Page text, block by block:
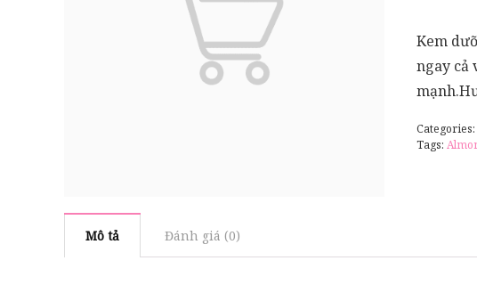
Kem
ngay cả
Categories:
Tags:
Mô tả Đánh giá (0)